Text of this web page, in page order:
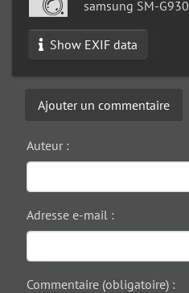
samsung SM-
Show EXIF data
Ajouter un commentaire
Auteur :
Adresse e-mail :
Commentaire (obligatoire) :